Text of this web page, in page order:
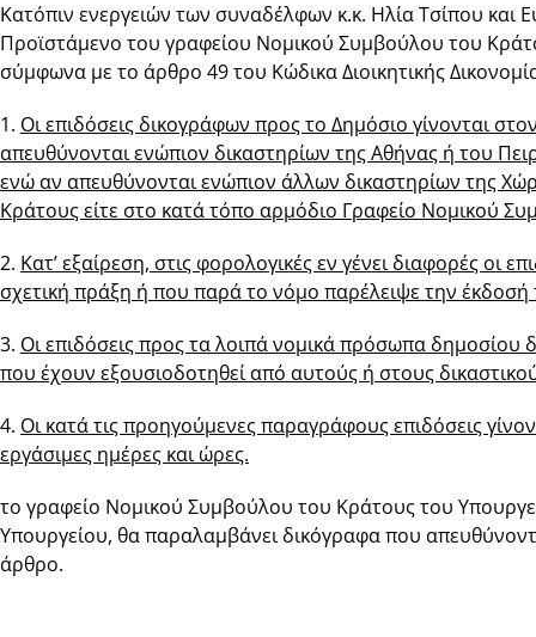
Κατόπιν ενεργειών των συναδέλφων κ.κ. Ηλία Τσίπου
Προϊστάμενο του γραφείου Νομικού Συμβούλου του
σύμφωνα με το άρθρο 49 του Κώδικα Διοικητικής
1. Οι επιδόσεις δικογράφων προς το Δημόσιο γίνονται
απευθύνονται ενώπιον δικαστηρίων της Αθήνας ή του
ενώ αν απευθύνονται ενώπιον άλλων δικαστηρίων της
Κράτους είτε στο κατά τόπο αρμόδιο Γραφείο Νομικού
2. Κατ’ εξαίρεση, στις φορολογικές εν γένει διαφορές οι
σχετική πράξη ή που παρά το νόμο παρέλειψε την έκδοσή
3. Οι επιδόσεις προς τα λοιπά νομικά πρόσωπα
που έχουν εξουσιοδοτηθεί από αυτούς ή στους
4. Οι κατά τις προηγούμενες παραγράφους επιδόσεις
εργάσιμες ημέρες και ώρες.
το γραφείο Νομικού Συμβούλου του Κράτους του
Υπουργείου, θα παραλαμβάνει δικόγραφα που
άρθρο.